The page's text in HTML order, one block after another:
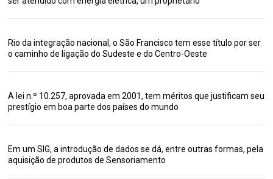
Rio da integração nacional, o São Francisco tem esse título por ser
o caminho de ligação do Sudeste e do Centro-Oeste
A lei n.º 10.257, aprovada em 2001, tem méritos que justificam seu
prestígio em boa parte dos países do mundo
Em um SIG, a introdução de dados se dá, entre outras formas, pela
aquisição de produtos de Sensoriamento